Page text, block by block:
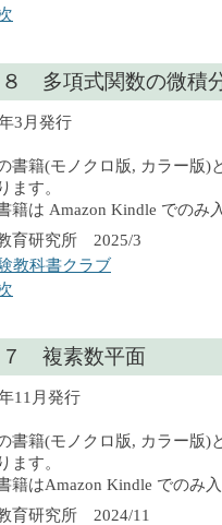
多項式関数の微積
3月発行
書籍(モノクロ版, カラー版)
ます。
籍は Amazon Kindle でのみ
育研究所 2025/3
教科書クラブ
複素数平面
11月発行
書籍(モノクロ版, カラー版)
ます。
籍はAmazon Kindle でのみ
育研究所 2024/11